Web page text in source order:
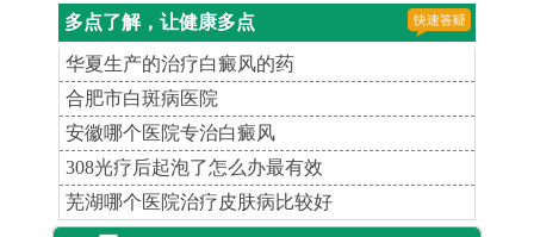
多点了解，让健康多点
华夏生产的治疗白癜风的药
合肥市白斑病医院
安徽哪个医院专治白癜风
308光疗后起泡了怎么办最有效
芜湖哪个医院治疗皮肤病比较好